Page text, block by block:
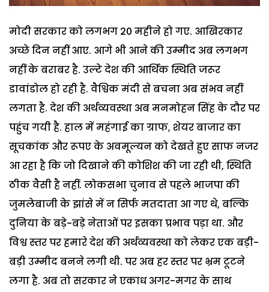
मोदी सरकार को लगभग 20 महीने हो गए. आखिरकार
अच्छे दिन नहीं आए. आगे भी आने की उम्मीद अब लगभग
नहीं के बराबर है. उल्टे देश की आर्थिक स्थिति जरूर
डावांडोल हो रही है. वैश्विक मंदी से बचना अब संभव नहीं
लगता है. देश की अर्थव्यवस्था अब मनमोहन सिंह के दौर पर
पहुंच गयी है. हाल में महंगाई का ग्राफ, शेयर बाजार का
सूचकांक और रूपए के अवमूल्यन को देखते हुए साफ नजर
आ रहा है कि जो दिखाने की कोशिश की जा रही थी, स्थिति
ठीक वैसी है नहीं. लोकसभा चुनाव से पहले भाजपा की
जुमलेबाजी के झांसे में न सिर्फ मतदाता आ गए थे, बल्कि
दुनिया के बड़े-बड़े नेताओं पर इसका प्रभाव पड़ा था. और
विश्व स्तर पर हमारे देश की अर्थव्यवस्था को लेकर एक बड़ी-
बड़ी उम्मीद बनने लगी थी. पर अब हर स्तर पर भ्रम टूटने
लगा है. अब तो सरकार ने एकाध अगर-मगर के साथ